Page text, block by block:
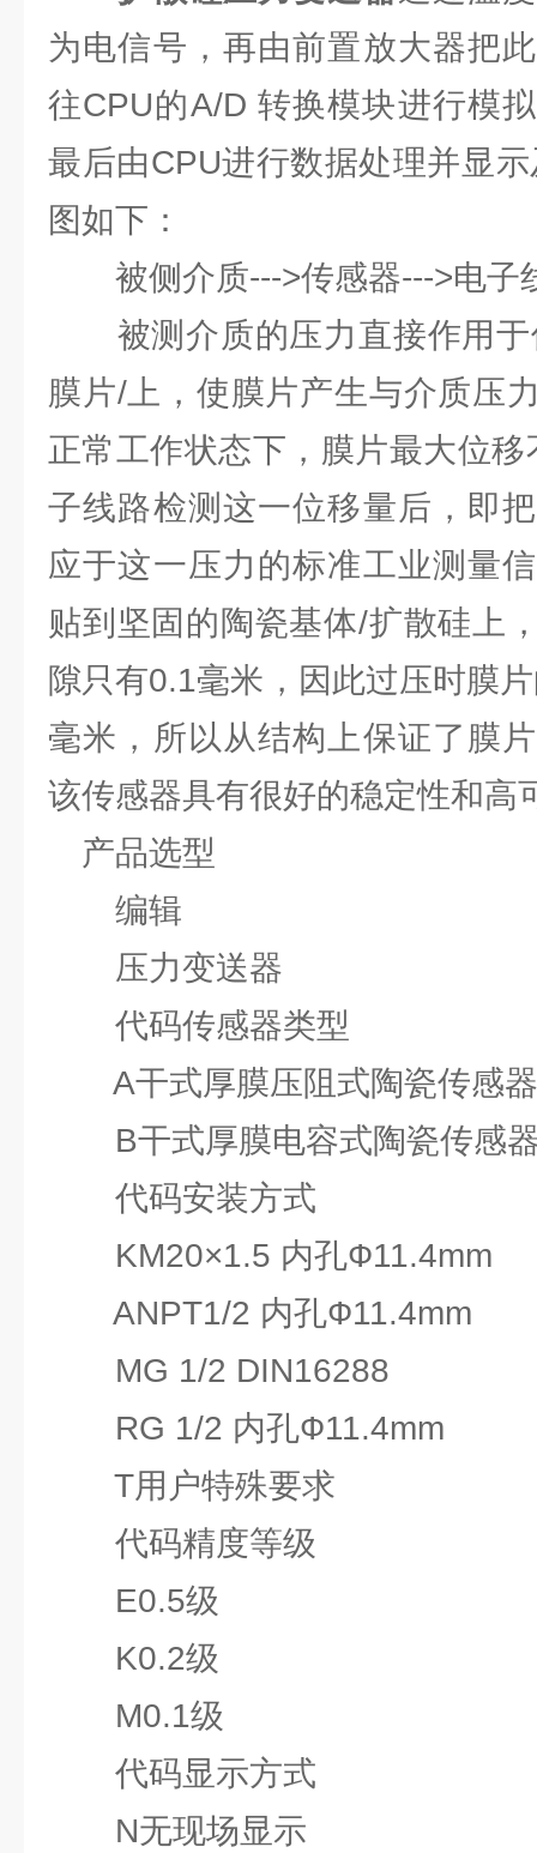
为电信号，再由前置放大器把
往CPU的A/D 转换模块进行模
最后由CPU进行数据处理并显
图如下：
被侧介质--->传感器--->电子
被测介质的压力直接作用于
膜片/上，使膜片产生与介质压
正常工作状态下，膜片最大位
子线路检测这一位移量后，即
应于这一压力的标准工业测量
贴到坚固的陶瓷基体/扩散硅上
隙只有0.1毫米，因此过压时膜
毫米，所以从结构上保证了膜
该传感器具有很好的稳定性和高
产品选型
编辑
压力变送器
代码传感器类型
A干式厚膜压阻式陶瓷传感器
B干式厚膜电容式陶瓷传感
代码安装方式
KM20×1.5 内孔Ф11.4mm
ANPT1/2 内孔Ф11.4mm
MG 1/2 DIN16288
RG 1/2 内孔Ф11.4mm
T用户特殊要求
代码精度等级
E0.5级
K0.2级
M0.1级
代码显示方式
N无现场显示